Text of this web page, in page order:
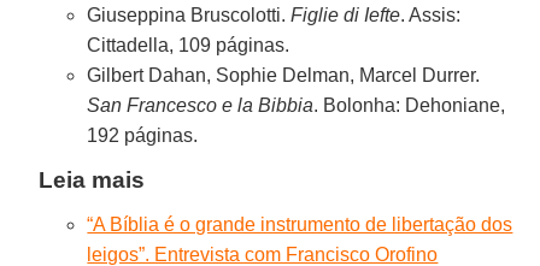
Giuseppina Bruscolotti.Figlie di Iefte. Assis:
Cittadella, 109 páginas.
Gilbert Dahan, Sophie Delman, Marcel Durrer.
San Francesco e la Bibbia. Bolonha: Dehoniane,
192 páginas.
Leia mais
“A Bíblia é o grande instrumento de libertação dos
leigos”. Entrevista com Francisco Orofino